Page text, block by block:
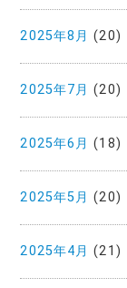
2025年8月 (20)
2025年7月 (20)
2025年6月 (18)
2025年5月 (20)
2025年4月 (21)